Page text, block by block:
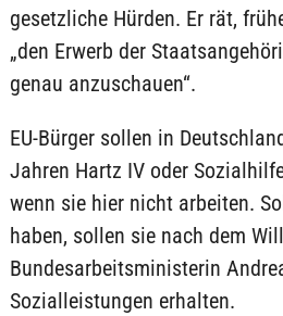
gesetzliche Hürden. Er rät,
„den Erwerb der
genau anzuschauen“.
EU-Bürger sollen in
Jahren Hartz IV oder
wenn sie hier nicht arbeiten.
haben, sollen sie nach dem
Bundesarbeitsministerin
Sozialleistungen erhalten.